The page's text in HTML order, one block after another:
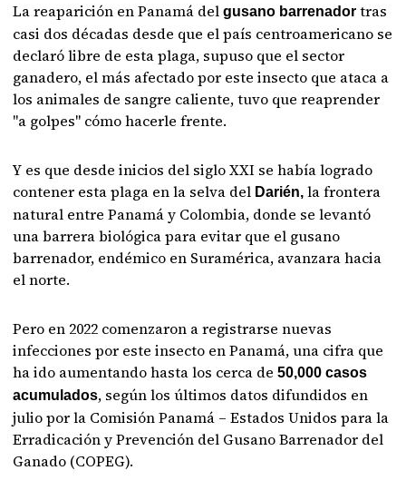
La reaparición en Panamá delgusano barrenadortras
casi dos décadas desde que el país centroamericano se
declaró libre de esta plaga, supuso que el sector
ganadero, el más afectado por este insecto que ataca a
los animales de sangre caliente, tuvo que reaprender
"a golpes" cómo hacerle frente.
Y es que desde inicios del siglo XXI se había logrado
contener esta plaga en la selva del Darién, la frontera
natural entre Panamá y Colombia, donde se levantó
una barrera biológica para evitar que el gusano
barrenador, endémico en Suramérica, avanzara hacia
el norte.
Pero en 2022 comenzaron a registrarse nuevas
infecciones por este insecto en Panamá, una cifra que
ha ido aumentando hasta los cerca de 50,000 casos
acumulados, según los últimos datos difundidos en
julio por la Comisión Panamá – Estados Unidos para la
Erradicación y Prevención del Gusano Barrenador del
Ganado (COPEG).